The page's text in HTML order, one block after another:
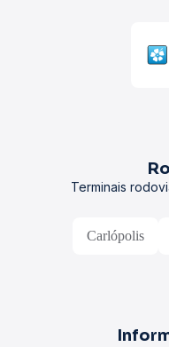
Terminais
Carlópolis